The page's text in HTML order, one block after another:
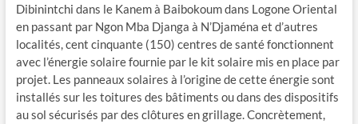
Dibinintchi dans le Kanem à Baibokoum dans Logone Oriental
en passant par Ngon Mba Djanga à N’Djaména et d’autres
localités, cent cinquante (150) centres de santé fonctionnent
avec l’énergie solaire fournie par le kit solaire mis en place par
projet. Les panneaux solaires à l’origine de cette énergie sont
installés sur les toitures des bâtiments ou dans des dispositifs
au sol sécurisés par des clôtures en grillage. Concrètement,